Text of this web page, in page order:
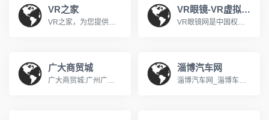
VR之家
VR之家，为您提供专业的VR资讯，VR硬件报价，VR软件排行以及VR视频，图库的综合媒体网站http://vr.aili.com/
VR眼镜-VR虚拟现实硬件产品专业测评-VR眼镜网_vryj.com
VR眼镜网是中国权威的虚拟现实产品测评网站,测评内容涉及各大品牌的VR眼镜及头戴式显示设备,Oculus rift,虚拟现实技术,虚拟现实游戏,视频和应用,提供海量VR资源和最新VR资讯。
广大商贸城
广大商贸城:广州广大商贸城官方资讯网，是中国服装皮具行业最具影响力的时尚媒体门户，提供市场资讯、时尚趋势、潮流风向标的最新发布。打造专属您的时尚品牌！www.gd8888.com.cn
淄博汽车网
淄博汽车网_淄博车市_淄博汽车报价_团购-淄博汽车导购第一网www.zbcars.com站